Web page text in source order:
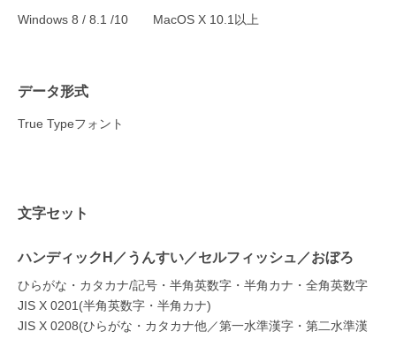
Windows 8 / 8.1 /10 MacOS X 10.1以上
データ形式
True Typeフォント
文字セット
ハンディックH／うんすい／セルフィッシュ／おぼろ
ひらがな・カタカナ/記号・半角英数字・半角カナ・全角英数字
JIS X 0201(半角英数字・半角カナ)
JIS X 0208(ひらがな・カタカナ他／第一水準漢字・第二水準漢